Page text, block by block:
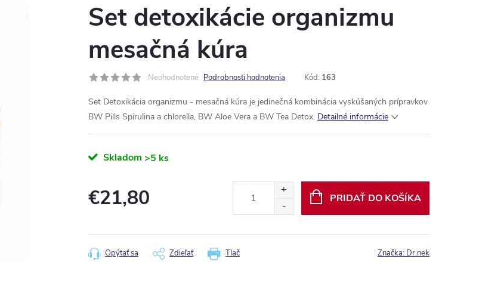
Set detoxikácie organizmu
mesačná kúra
Neohodnotené Podrobnosti hodnotenia Kód: 163
Set Detoxikácia organizmu - mesačná kúra je jedinečná kombinácia vyskúšaných prípravkov
BW Pills Spirulina a chlorella, BW Aloe Vera a BW Tea Detox. Detailné informácie
Skladom >5 ks
€21,80 PRIDAŤ DO KOŠÍKA
Tlač
Opýtať sa Zdieľať Značka: Dr.nek